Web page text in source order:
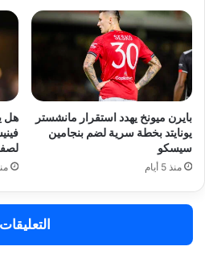
بايرن ميونخ يهدد استقرار مانشستر
يونايتد بخطة سرية لضم بنجامين
سيسكو
منذ 5 أيام
هل
منذ 5
التعليقات